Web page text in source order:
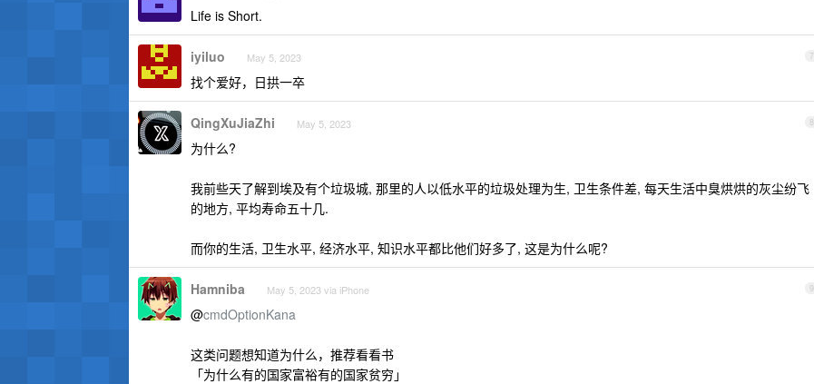
Life is Short.
7
iyiluo May 5, 2023
找个爱好，日拱一卒
8
QingXuJiaZhi May 5, 2023
为什么?
我前些天了解到埃及有个垃圾城, 那里的人以低水平的垃圾处理为生, 卫生条件差, 每天生活中臭烘烘的灰尘纷飞
的地方, 平均寿命五十几.
而你的生活, 卫生水平, 经济水平, 知识水平都比他们好多了, 这是为什么呢?
9
Hamniba May 5, 2023 via iPhone
@cmdOptionKana
这类问题想知道为什么，推荐看看书
「为什么有的国家富裕有的国家贫穷」